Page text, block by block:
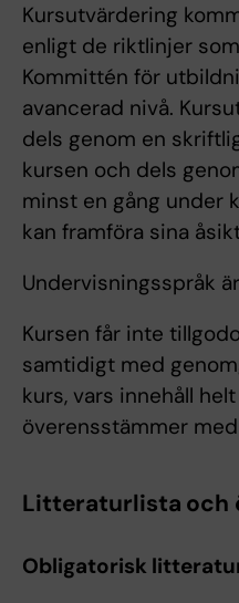
Kursutvärdering
enligt de riktlinjer
Kommittén för
avancerad nivå.
dels genom en
kursen och dels
minst en gång under
kan framföra sina
Undervisningsspråk
Kursen får inte
samtidigt med
kurs, vars innehåll
överensstämmer
Litteraturlista och
Obligatorisk